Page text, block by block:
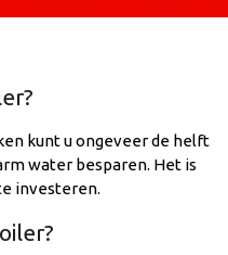
kunt u ongeveer de helft
water besparen. Het is
investeren.